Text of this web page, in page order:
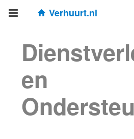
Verhuurt.nl
en